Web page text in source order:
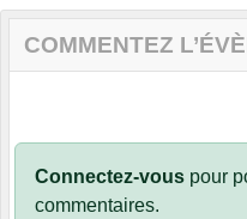
COMMENTEZ
Connectez-vous pour
commentaires.